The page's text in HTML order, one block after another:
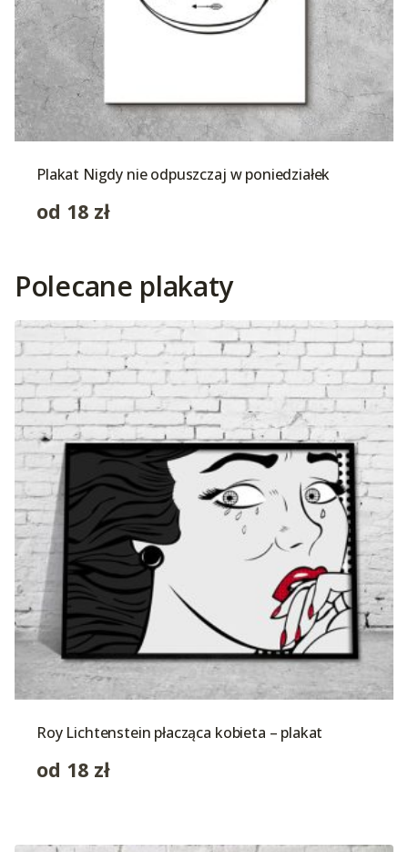
Plakat Nigdy nie odpuszczaj w poniedziałek
od 18 zł
Polecane plakaty
Roy Lichtenstein płacząca kobieta – plakat
od 18 zł